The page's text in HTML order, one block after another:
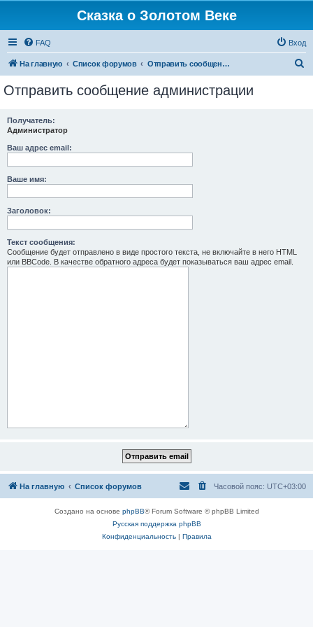
Сказка о Золотом Веке
FAQ Вход
На главную Список форумов Отправить сообщение администрации
Отправить сообщение администрации
Получатель:
Администратор
Ваш адрес email:
Ваше имя:
Заголовок:
Текст сообщения:
Сообщение будет отправлено в виде простого текста, не включайте в него HTML
или BBCode. В качестве обратного адреса будет показываться ваш адрес email.
На главную Список форумов Часовой пояс: UTC+03:00
Создано на основе phpBB® Forum Software © phpBB Limited
Русская поддержка phpBB
Конфиденциальность| Правила